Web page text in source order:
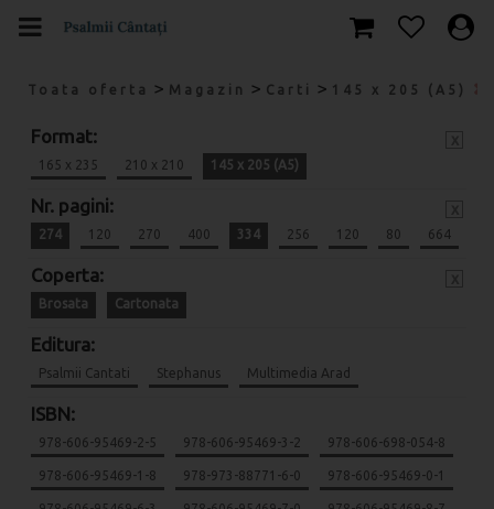
Toata oferta > Magazin > Carti > 145 x 205 (A5)
Format:
165 x 235 210 x 210 145 x 205 (A5)
Nr. pagini:
274 120 270 400 334 256 120 80 664
Coperta:
Brosata Cartonata
Editura:
Psalmii Cantati Stephanus Multimedia Arad
ISBN:
978-606-95469-2-5 978-606-95469-3-2 978-606-698-054-8
978-606-95469-1-8 978-973-88771-6-0 978-606-95469-0-1